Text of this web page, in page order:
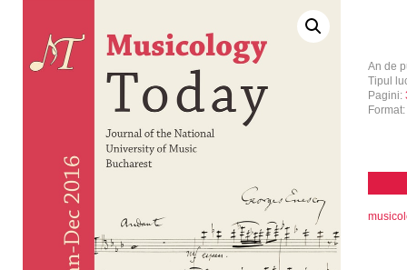
An de
Tipul
Pagini:
Format: